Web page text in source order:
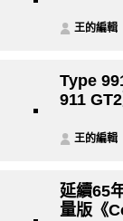
王的編輯
Type
911
王的編輯
延續65
量版《